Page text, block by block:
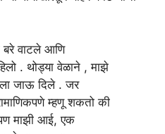
बरेवाटले आणि
. थोड्या वेळाने , माझे
जाऊ दिले . जर
म्हणू शकतो की
माझी आई, एक